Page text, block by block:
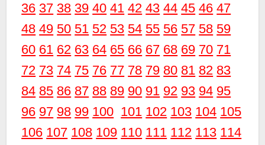
36 37 38 39 40 41 42 43 44 45 46 47
48 49 50 51 52 53 54 55 56 57 58 59
60 61 62 63 64 65 66 67 68 69 70 71
72 73 74 75 76 77 78 79 80 81 82 83
84 85 86 87 88 89 90 91 92 93 94 95
96 97 98 99 100 101 102 103 104 105
106 107 108 109 110 111 112 113 114